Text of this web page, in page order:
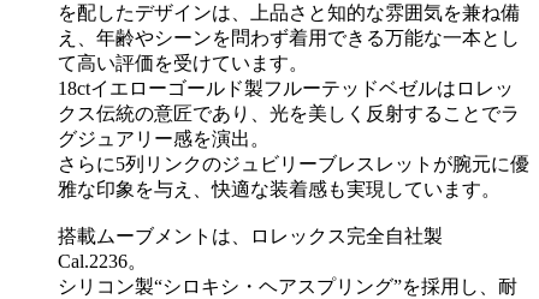
を配したデザインは、上品さと知的な雰囲気を兼ね備
え、年齢やシーンを問わず着用できる万能な一本とし
て高い評価を受けています。
18ctイエローゴールド製フルーテッドベゼルはロレッ
クス伝統の意匠であり、光を美しく反射することでラ
グジュアリー感を演出。
さらに5列リンクのジュビリーブレスレットが腕元に優
雅な印象を与え、快適な装着感も実現しています。
搭載ムーブメントは、ロレックス完全自社製
Cal.2236。
シリコン製“シロキシ・ヘアスプリング”を採用し、耐